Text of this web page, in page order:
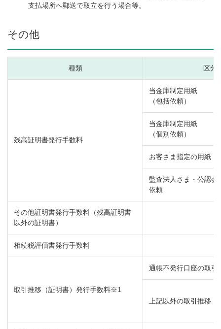
支払場所へ郵送で取立を行う場合等。
その他
種類 区分
残高証明書発行手数料
当金庫制定用紙
（包括依頼）
当金庫制定用紙
（個別依頼）
お客さま指定の用紙
監査法人さま・公認会
依頼
その他証明書発行手数料（残高証明書
以外の証明書）
相続税評価書発行手数料
取引推移（証明書）発行手数料※1
通帳不発行口座の取引
上記以外の取引推移